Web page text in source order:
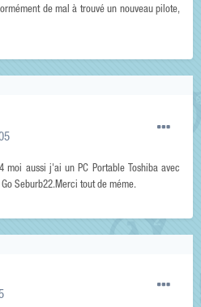
de mal à trouvé un nouveau pilote,
moi aussi j'ai un PC Portable Toshiba avec
Seburb22.Merci tout de méme.